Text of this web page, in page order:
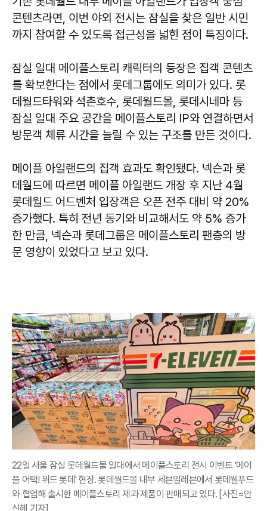
콘텐츠라면, 이번 야외 전시는 잠실을 찾은 일반 시민
까지 참여할 수 있도록 접근성을 넓힌 점이 특징이다.
잠실 일대 메이플스토리 캐릭터의 등장은 집객 콘텐츠
를 확보한다는 점에서 롯데그룹에도 의미가 있다. 롯
데월드타워와 석촌호수, 롯데월드몰, 롯데시네마 등
잠실 일대 주요 공간을 메이플스토리 IP와 연결하면서
방문객 체류 시간을 늘릴 수 있는 구조를 만든 것이다.
메이플 아일랜드의 집객 효과도 확인됐다. 넥슨과 롯
데월드에 따르면 메이플 아일랜드 개장 후 지난 4월
롯데월드 어드벤처 입장객은 오픈 전주 대비 약 20%
증가했다. 특히 전년 동기와 비교해서도 약 5% 증가
한 만큼, 넥슨과 롯데그룹은 메이플스토리 팬층의 방
문 영향이 있었다고 보고 있다.
22일 서울 잠실 롯데월드몰 일대에서 메이플스토리 전시 이벤트 '메이
플 어택! 위드 롯데' 현장. 롯데월드몰 내부 세븐일레븐에서 롯데웰푸드
와 협업해 출시한 메이플스토리 제과 제품이 판매되고 있다. [사진=안
신혜 기자]